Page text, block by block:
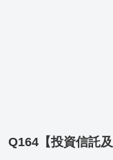
Q164【投資信託